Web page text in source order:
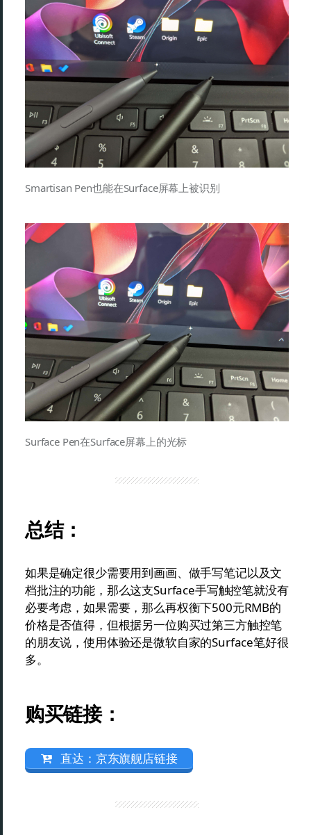
Smartisan Pen也能在Surface屏幕上被识别
Surface Pen在Surface屏幕上的光标
总结：
如果是确定很少需要用到画画、做手写笔记以及文
档批注的功能，那么这支Surface手写触控笔就没有
必要考虑，如果需要，那么再权衡下500元RMB的
价格是否值得，但根据另一位购买过第三方触控笔
的朋友说，使用体验还是微软自家的Surface笔好很
多。
购买链接：
直达：京东旗舰店链接